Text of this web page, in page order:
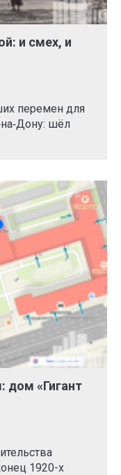
и смех, и
перемен для
шёл
дом «Гигант
1920-х